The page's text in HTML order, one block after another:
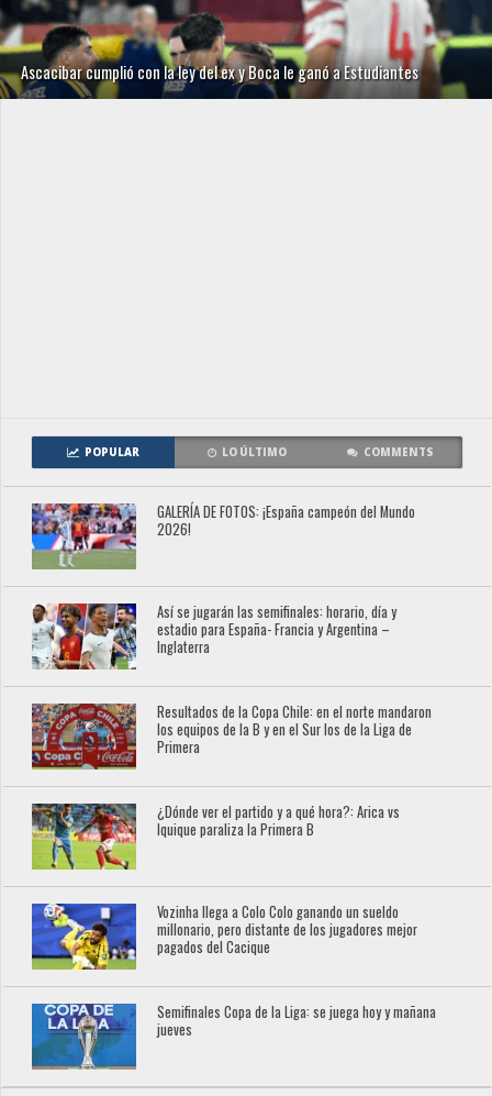
Ascacibar cumplió con la ley del ex y Boca le ganó a Estudiantes
POPULAR LO ÚLTIMO COMMENTS
GALERÍA DE FOTOS: ¡España campeón del Mundo
2026!
Así se jugarán las semifinales: horario, día y
estadio para España- Francia y Argentina –
Inglaterra
Resultados de la Copa Chile: en el norte mandaron
los equipos de la B y en el Sur los de la Liga de
Primera
¿Dónde ver el partido y a qué hora?: Arica vs
Iquique paraliza la Primera B
Vozinha llega a Colo Colo ganando un sueldo
millonario, pero distante de los jugadores mejor
pagados del Cacique
Semifinales Copa de la Liga: se juega hoy y mañana
jueves